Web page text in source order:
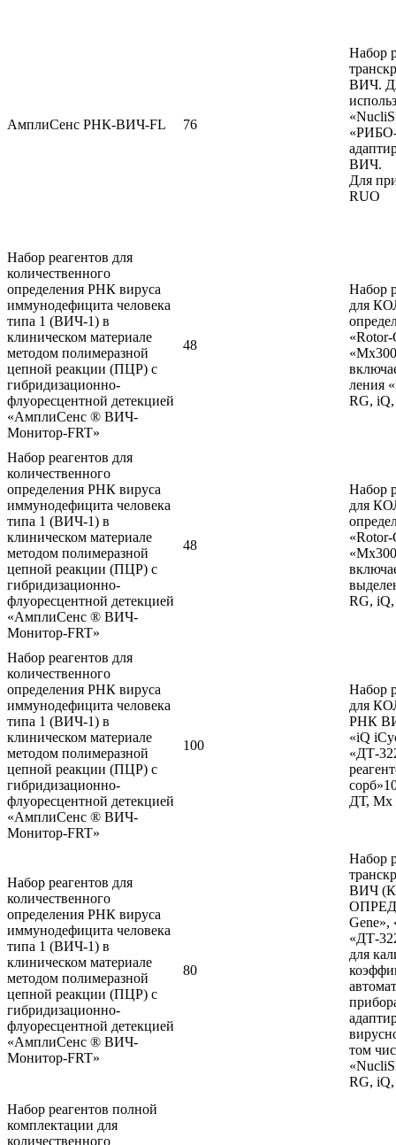
АмплиСенс РНК-ВИЧ-FL 76
Набор
ВИЧ.
ВИЧ.
Для
RUO
Набор реагентов для
количественного
определения РНК вируса
иммунодефицита человека
типа 1 (ВИЧ-1) в
клиническом материале
методом полимеразной
цепной реакции (ПЦР) с
гибридизационно-
флуоресцентной детекцией
«АмплиСенс ® ВИЧ-
Монитор-FRT»
48
Набор
для
ления
RG,
Набор реагентов для
количественного
определения РНК вируса
иммунодефицита человека
типа 1 (ВИЧ-1) в
клиническом материале
методом полимеразной
цепной реакции (ПЦР) с
гибридизационно-
флуоресцентной детекцией
«АмплиСенс ® ВИЧ-
Монитор-FRT»
48
Набор
для
RG,
Набор реагентов для
количественного
определения РНК вируса
иммунодефицита человека
типа 1 (ВИЧ-1) в
клиническом материале
методом полимеразной
цепной реакции (ПЦР) с
гибридизационно-
флуоресцентной детекцией
«АмплиСенс ® ВИЧ-
Монитор-FRT»
100
Набор
для
РНК
«iQ
«ДТ-
ДТ, Mx
Набор реагентов для
количественного
определения РНК вируса
иммунодефицита человека
типа 1 (ВИЧ-1) в
клиническом материале
методом полимеразной
цепной реакции (ПЦР) с
гибридизационно-
флуоресцентной детекцией
«АмплиСенс ® ВИЧ-
Монитор-FRT»
80
Набор
ВИЧ
Gene»,
«ДТ-
для
том
RG,
Набор реагентов полной
комплектации для
количественного